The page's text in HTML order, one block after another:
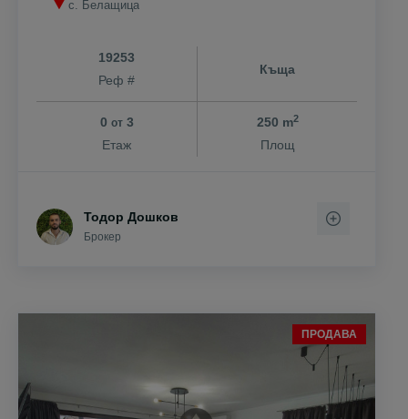
с. Белащица
19253
Реф #
Къща
0 от3
Етаж
250 m2
Площ
Тодор Дошков
Брокер
ПРОДАВА